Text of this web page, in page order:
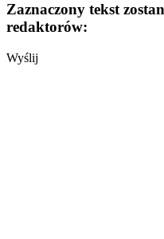
Zaznaczony tekst
redaktorów:
Wyślij